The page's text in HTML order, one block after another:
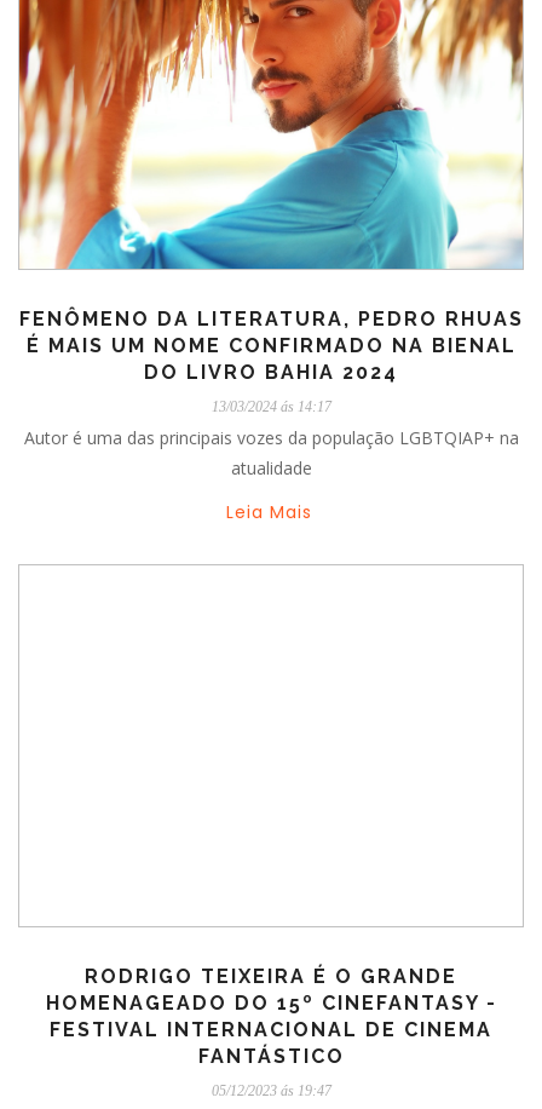
FENÔMENO DA LITERATURA, PEDRO RHUAS
É MAIS UM NOME CONFIRMADO NA BIENAL
DO LIVRO BAHIA 2024
13/03/2024 ás 14:17
Autor é uma das principais vozes da população LGBTQIAP+ na
atualidade
Leia Mais
RODRIGO TEIXEIRA É O GRANDE
HOMENAGEADO DO 15º CINEFANTASY -
FESTIVAL INTERNACIONAL DE CINEMA
FANTÁSTICO
05/12/2023 ás 19:47